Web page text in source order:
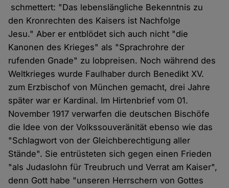
schmettert: "Das lebenslängliche Bekenntnis zu
den Kronrechten des Kaisers ist Nachfolge
Jesu." Aber er entblödet sich auch nicht "die
Kanonen des Krieges" als "Sprachrohre der
rufenden Gnade" zu lobpreisen. Noch während des
Weltkrieges wurde Faulhaber durch Benedikt XV.
zum Erzbischof von München gemacht, drei Jahre
später war er Kardinal. Im Hirtenbrief vom 01.
November 1917 verwarfen die deutschen Bischöfe
die Idee von der Volkssouveränität ebenso wie das
"Schlagwort von der Gleichberechtigung aller
Stände". Sie entrüsteten sich gegen einen Frieden
"als Judaslohn für Treubruch und Verrat am Kaiser",
denn Gott habe "unseren Herrschern von Gottes